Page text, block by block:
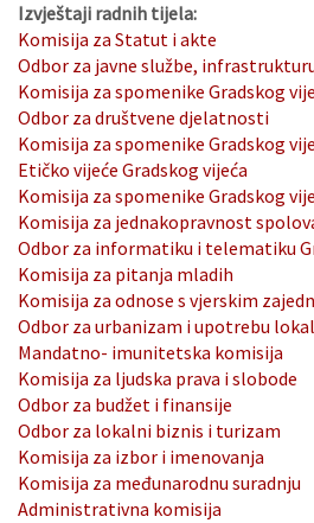
Izvještaji radnih tijela:
Komisija za Statut i akte
Odbor za javne službe,
Komisija za spomenike Gradskog
Odbor za društvene djelatnosti
Komisija za spomenike Gradskog
Etičko vijeće Gradskog vijeća
Komisija za spomenike Gradskog
Komisija za jednakopravnost
Odbor za informatiku i telematiku
Komisija za pitanja mladih
Komisija za odnose s vjerskim
Odbor za urbanizam i upotrebu
Mandatno- imunitetska komisija
Komisija za ljudska prava i slobode
Odbor za budžet i finansije
Odbor za lokalni biznis i turizam
Komisija za izbor i imenovanja
Komisija za međunarodnu suradnju
Administrativna komisija